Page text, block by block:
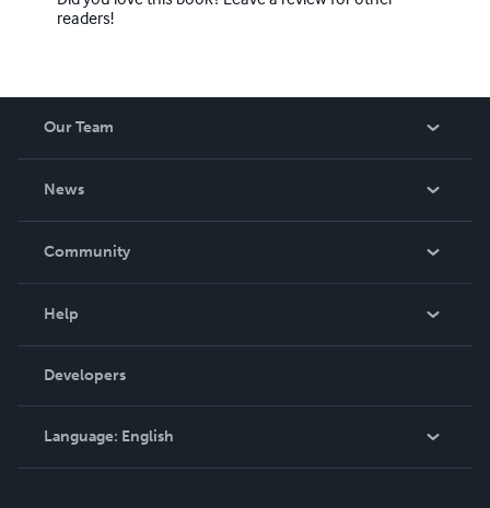
readers!
Our Team
News
In The News
Community
Podcast
Help
Order Lookup
Knowledge Base
Contact Support
Developers
Language: English